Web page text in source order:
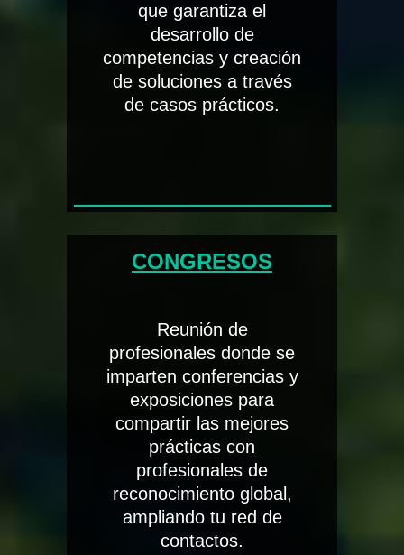
que garantiza el
desarrollo de
competencias y creación
de soluciones a través
de casos prácticos.
CONGRESOS
Reunión de
profesionales donde se
imparten conferencias y
exposiciones para
compartir las mejores
prácticas con
profesionales de
reconocimiento global,
ampliando tu red de
contactos.